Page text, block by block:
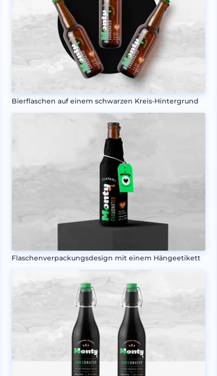
Bierflaschen auf einem schwarzen Kreis-Hintergrund
Flaschenverpackungsdesign mit einem Hängeetikett